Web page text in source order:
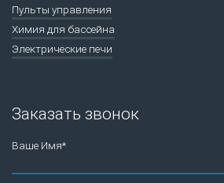
Пульты управления
Химия для бассейна
Электрические печи
Заказать звонок
Ваше Имя*